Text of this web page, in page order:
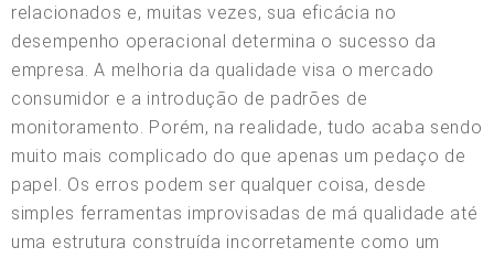
relacionados e, muitas vezes, sua eficácia no
desempenho operacional determina o sucesso da
empresa. A melhoria da qualidade visa o mercado
consumidor e a introdução de padrões de
monitoramento. Porém, na realidade, tudo acaba sendo
muito mais complicado do que apenas um pedaço de
papel. Os erros podem ser qualquer coisa, desde
simples ferramentas improvisadas de má qualidade até
uma estrutura construída incorretamente como um